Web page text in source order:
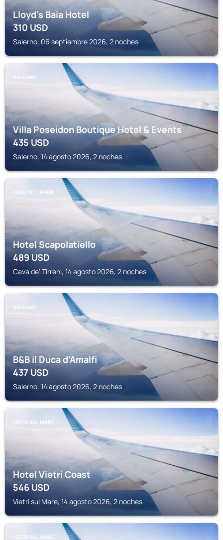
Lloyd's Baia Hotel
310USD
Salerno, 06 septiembre 2026, 2 noches
SALERNO
Villa Poseidon Boutique Hotel & Events
435USD
Salerno, 14 agosto 2026, 2 noches
CAVA DE' TIRRENI
Hotel Scapolatiello
489USD
Cava de' Tirreni, 14 agosto 2026, 2 noches
SALERNO
B&B il Duca d'Amalfi
437USD
Salerno, 14 agosto 2026, 2 noches
VIETRI SUL MARE
Hotel Vietri Coast
546USD
Vietri sul Mare, 14 agosto 2026, 2 noches
VIETRI SUL MARE